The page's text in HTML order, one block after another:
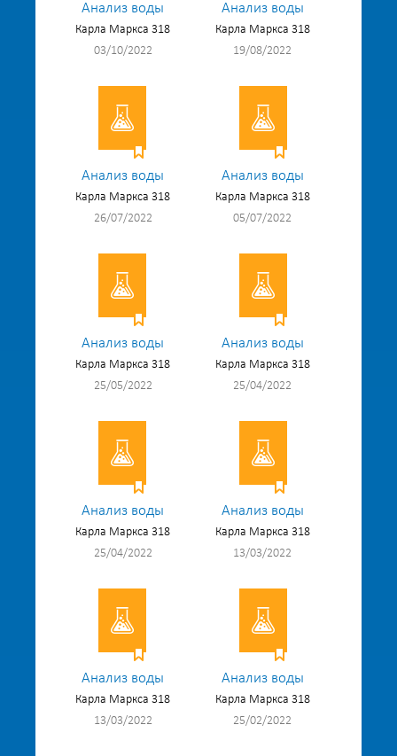
Анализ воды
Карла Маркса 318
03/10/2022
Анализ воды
Карла Маркса 318
19/08/2022
Анализ воды
Карла Маркса 318
26/07/2022
Анализ воды
Карла Маркса 318
05/07/2022
Анализ воды
Карла Маркса 318
25/05/2022
Анализ воды
Карла Маркса 318
25/04/2022
Анализ воды
Карла Маркса 318
25/04/2022
Анализ воды
Карла Маркса 318
13/03/2022
Анализ воды
Карла Маркса 318
13/03/2022
Анализ воды
Карла Маркса 318
25/02/2022